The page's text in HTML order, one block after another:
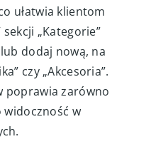
ułatwia klientom
„Kategorie”
dodaj nową, na
czy „Akcesoria”.
poprawia zarówno
widoczność w